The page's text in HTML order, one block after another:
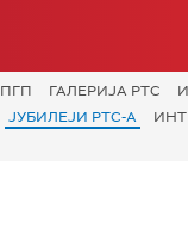
ПГП ГАЛЕРИЈА РТС
ЈУБИЛЕЈИ РТС-А